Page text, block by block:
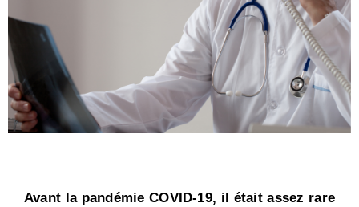
Avant la pandémie COVID-19, il était assez rare